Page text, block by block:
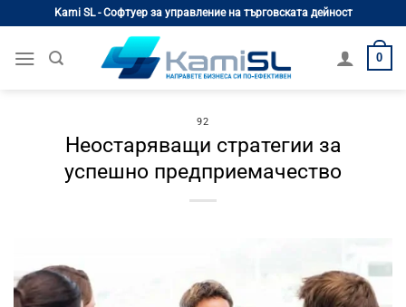
content
Kami SL - Софтуер за управление на търговската дейност
0
92
Неостаряващи стратегии за
успешно предприемачество